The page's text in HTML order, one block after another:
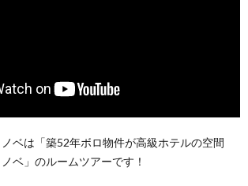
ベは「築52年ボロ物件が高級ホテルの空間
ベ」のルームツアーです！